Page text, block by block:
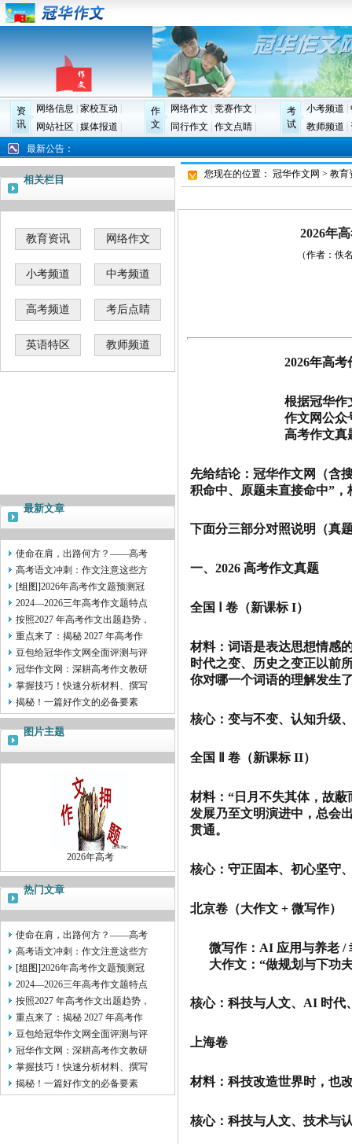
资
讯
网络信息 家校互动
作
文
网络作文 竞赛作文
考
试
小考频道
网站社区
媒体报道 同行作文 作文点睛 教师频道
最新公告：
相关栏目
教育资讯 网络作文
小考频道 中考频道
高考频道 考后点睛
英语特区 教师频道
最新文章
使命在肩，出路何方？——高考
高考语文冲刺：作文注意这些方
[组图]2026年高考作文题预测冠
2024—2026三年高考作文题特点
按照2027 年高考作文出题趋势，
重点来了：揭秘 2027 年高考作
豆包给冠华作文网全面评测与评
冠华作文网：深耕高考作文教研
掌握技巧！快速分析材料、撰写
揭秘！一篇好作文的必备要素
图片主题
2026年高考
热门文章
使命在肩，出路何方？——高考
高考语文冲刺：作文注意这些方
[组图]2026年高考作文题预测冠
2024—2026三年高考作文题特点
按照2027 年高考作文出题趋势，
重点来了：揭秘 2027 年高考作
豆包给冠华作文网全面评测与评
冠华作文网：深耕高考作文教研
掌握技巧！快速分析材料、撰写
揭秘！一篇好作文的必备要素
您现在的位置： 冠华作文网 > 教育
2026年
（作者：佚
2026年高
根据冠华作
作文网公众
高考作文真
先给结论：冠华作文网（含
积命中、原题未直接命中”
下面分三部分对照说明（真
一、2026 高考作文真题
全国 Ⅰ 卷（新课标 I）
材料：词语是表达思想情感
时代之变、历史之变正以前
你对哪一个词语的理解发生
核心：变与不变、认知升级
全国 Ⅱ 卷（新课标 II）
材料：“日月不失其体，故
发展乃至文明演进中，总会
贯通。
核心：守正固本、初心坚守
北京卷（大作文 + 微写作）
微写作：AI 应用与养老 /
大作文：“做规划与下功
核心：科技与人文、AI 时代
上海卷
材料：科技改造世界时，
核心：科技与人文、技术与